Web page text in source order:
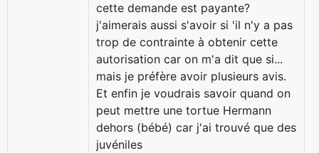
cette demande est payante?
j'aimerais aussi s'avoir si 'il n'y a pas
trop de contrainte à obtenir cette
autorisation car on m'a dit que si...
mais je préfère avoir plusieurs avis.
Et enfin je voudrais savoir quand on
peut mettre une tortue Hermann
dehors (bébé) car j'ai trouvé que des
juvéniles